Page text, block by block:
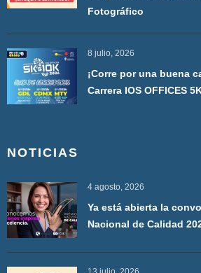
Fotográfico
8 julio, 2026
¡Corre por una buena
Carrera IOS OFFICES
NOTICIAS
4 agosto, 2026
Ya está abierta la
Nacional de Calidad